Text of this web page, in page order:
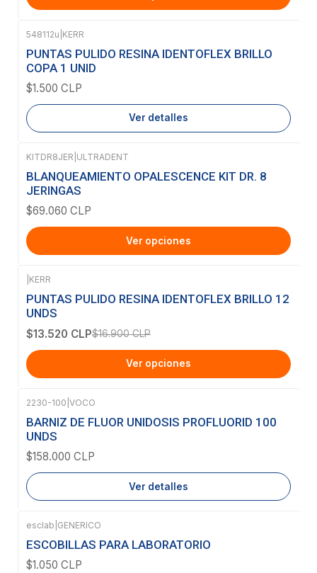
Agotado
548112u KERR
PUNTAS PULIDO RESINA IDENTOFLEX BRILLO
COPA 1 UNID
$1.500 CLP
Ver detalles
KITDR8JER ULTRADENT
BLANQUEAMIENTO OPALESCENCE KIT DR. 8
JERINGAS
$69.060 CLP
Ver opciones
-20%OFF
KERR
PUNTAS PULIDO RESINA IDENTOFLEX BRILLO 12
UNDS
$13.520 CLP$16.900 CLP
Ver opciones
Agotado
2230-100 VOCO
BARNIZ DE FLUOR UNIDOSIS PROFLUORID 100
UNDS
$158.000 CLP
Ver detalles
Agotado
esclab GENERICO
ESCOBILLAS PARA LABORATORIO
$1.050 CLP